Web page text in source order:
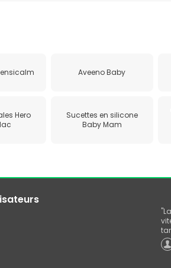
Aveeno Baby
Hero
Sucettes en silicone
Baby Mam
"